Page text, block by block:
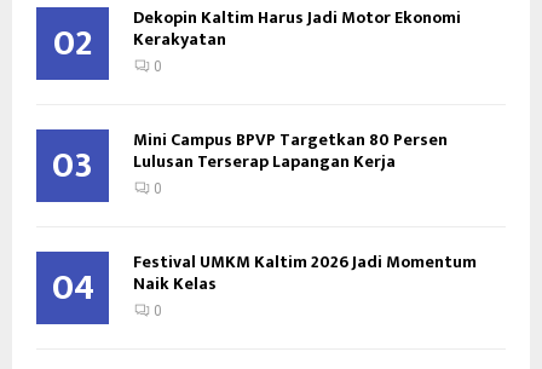
02 Dekopin Kaltim Harus Jadi Motor Ekonomi
Kerakyatan
0
03 Mini Campus BPVP Targetkan 80 Persen
Lulusan Terserap Lapangan Kerja
0
04 Festival UMKM Kaltim 2026 Jadi Momentum
Naik Kelas
0